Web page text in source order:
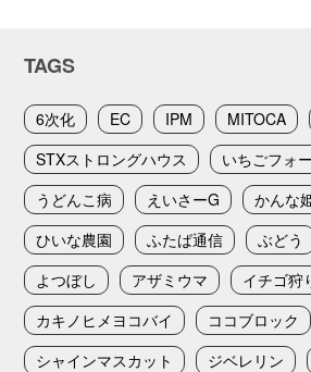
TAGS
6次化 EC IPM MITOCA
STXストロングハウス
いちごフォ
うどんこ病
えいさーG かんな
ひいな農園
ふたば通信 ぶどう
よつぼし
アザミウマ
イチゴ狩
カキノヒメヨコバイ
ココブロック
シャインマスカット
ジベレリン